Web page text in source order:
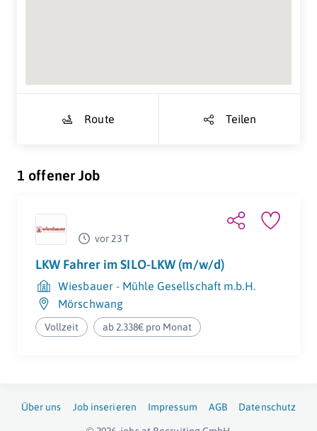
Route Teilen
1 offener Job
vor 23 T
LKW Fahrer im SILO-LKW (m/w/d)
Wiesbauer - Mühle Gesellschaft m.b.H.
Mörschwang
Vollzeit ab 2.338€ pro Monat
Über uns Job inserieren Impressum AGB Datenschutz